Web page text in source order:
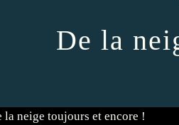
De la